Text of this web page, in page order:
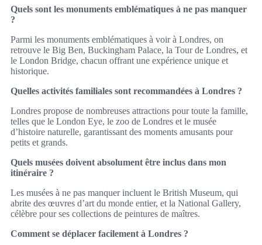
Quels sont les monuments emblématiques à ne pas manquer
?
Parmi les monuments emblématiques à voir à Londres, on
retrouve le Big Ben, Buckingham Palace, la Tour de Londres, et
le London Bridge, chacun offrant une expérience unique et
historique.
Quelles activités familiales sont recommandées à Londres ?
Londres propose de nombreuses attractions pour toute la famille,
telles que le London Eye, le zoo de Londres et le musée
d’histoire naturelle, garantissant des moments amusants pour
petits et grands.
Quels musées doivent absolument être inclus dans mon
itinéraire ?
Les musées à ne pas manquer incluent le British Museum, qui
abrite des œuvres d’art du monde entier, et la National Gallery,
célèbre pour ses collections de peintures de maîtres.
Comment se déplacer facilement à Londres ?